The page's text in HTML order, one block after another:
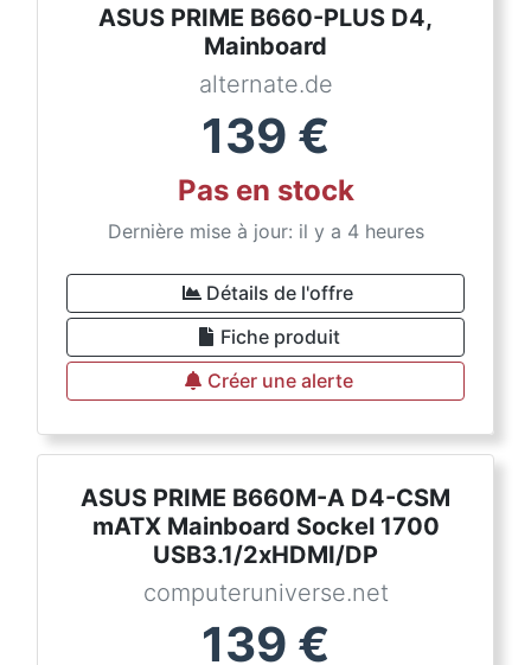
ASUS PRIME B660-PLUS D4,
Mainboard
alternate.de
139 €
Pas en stock
Dernière mise à jour: il y a 4 heures
Détails de l'offre
Fiche produit
Créer une alerte
ASUS PRIME B660M-A D4-CSM
mATX Mainboard Sockel 1700
USB3.1/2xHDMI/DP
computeruniverse.net
139 €